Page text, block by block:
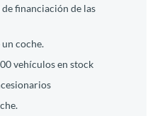
financiación de las
coche.
vehículos en stock